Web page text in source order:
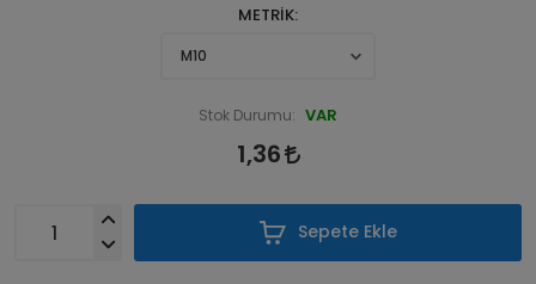
METRİK
Stok Durumu: VAR
1,36
Sepete Ekle